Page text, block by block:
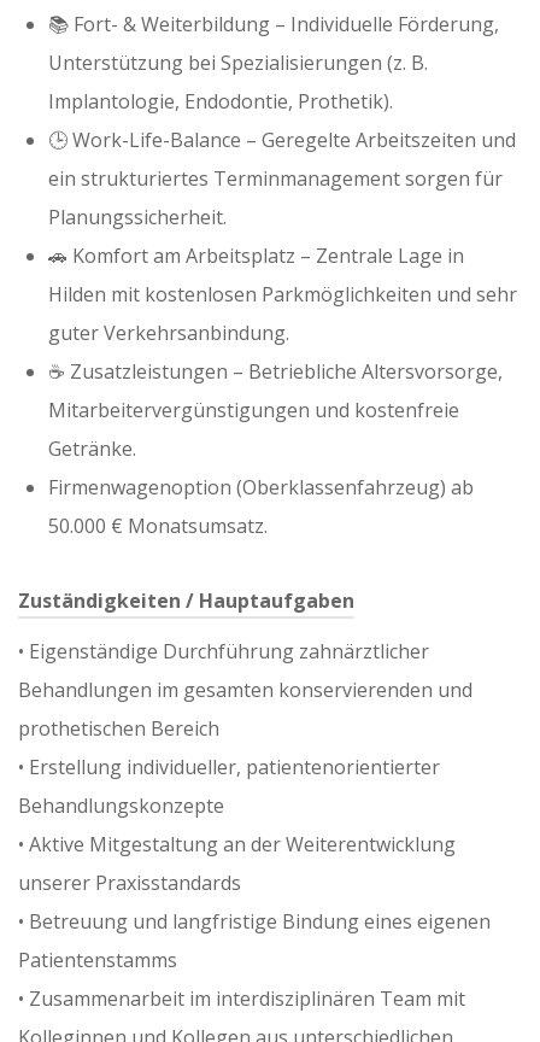
📚 Fort- & Weiterbildung – Individuelle Förderung,
Unterstützung bei Spezialisierungen (z. B.
Implantologie, Endodontie, Prothetik).
🕒 Work-Life-Balance – Geregelte Arbeitszeiten und
ein strukturiertes Terminmanagement sorgen für
Planungssicherheit.
🚗 Komfort am Arbeitsplatz – Zentrale Lage in
Hilden mit kostenlosen Parkmöglichkeiten und sehr
guter Verkehrsanbindung.
☕ Zusatzleistungen – Betriebliche Altersvorsorge,
Mitarbeitervergünstigungen und kostenfreie
Getränke.
Firmenwagenoption (Oberklassenfahrzeug) ab
50.000 € Monatsumsatz.
Zuständigkeiten / Hauptaufgaben
•⁠ ⁠Eigenständige Durchführung zahnärztlicher
Behandlungen im gesamten konservierenden und
prothetischen Bereich
•⁠ ⁠Erstellung individueller, patientenorientierter
Behandlungskonzepte
•⁠ ⁠Aktive Mitgestaltung an der Weiterentwicklung
unserer Praxisstandards
•⁠ ⁠Betreuung und langfristige Bindung eines eigenen
Patientenstamms
•⁠ ⁠Zusammenarbeit im interdisziplinären Team mit